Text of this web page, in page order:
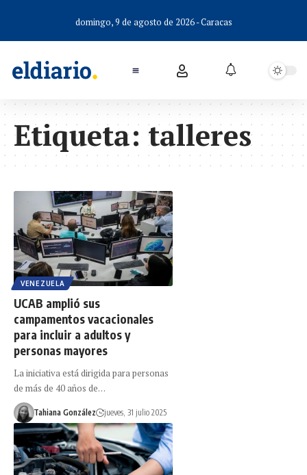
domingo, 9 de agosto de 2026 - Caracas
Etiqueta: talleres
VENEZUELA
UCAB amplió sus
campamentos vacacionales
para incluir a adultos y
personas mayores
La iniciativa está dirigida para personas
de más de 40 años de…
Tahiana González jueves, 31 julio 2025